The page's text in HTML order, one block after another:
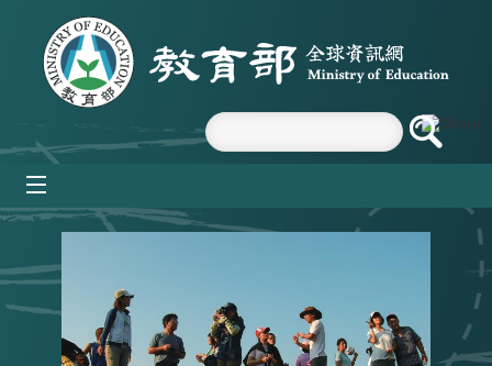
跳到主要內容區塊
:::